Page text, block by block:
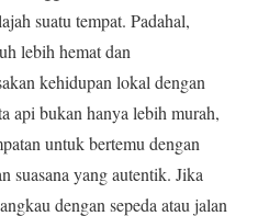
suatu tempat. Padahal,
lebih hemat dan
kehidupan lokal dengan
api bukan hanya lebih murah,
untuk bertemu dengan
suasana yang autentik. Jika
dengan sepeda atau jalan